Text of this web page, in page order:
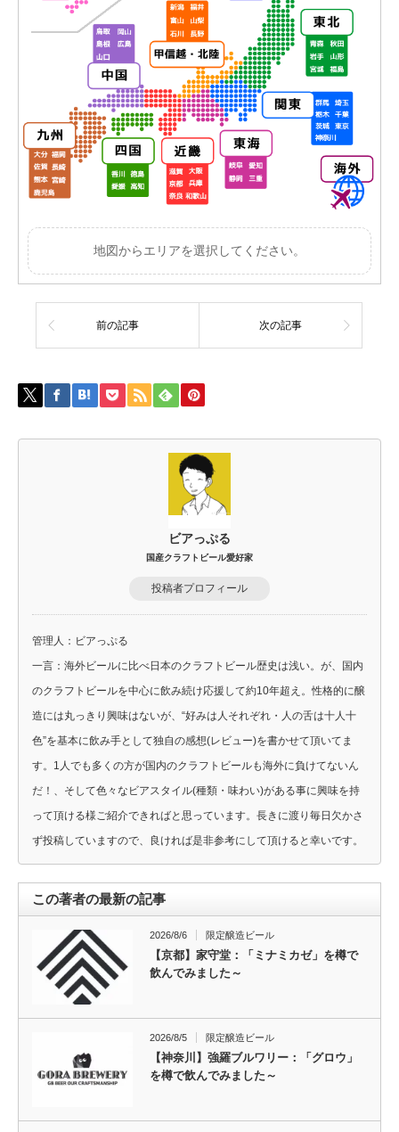
地図からエリアを選択してください。
前の記事 次の記事
ビアっぷる
国産クラフトビール愛好家
投稿者プロフィール
管理人：ビアっぷる
一言：海外ビールに比べ日本のクラフトビール歴史は浅い。が、国内
のクラフトビールを中心に飲み続け応援して約10年超え。性格的に醸
造には丸っきり興味はないが、“好みは人それぞれ・人の舌は十人十
色”を基本に飲み手として独自の感想(レビュー)を書かせて頂いてま
す。1人でも多くの方が国内のクラフトビールも海外に負けてないん
だ！、そして色々なビアスタイル(種類・味わい)がある事に興味を持
って頂ける様ご紹介できればと思っています。長きに渡り毎日欠かさ
ず投稿していますので、良ければ是非参考にして頂けると幸いです。
この著者の最新の記事
2026/8/6 限定醸造ビール
【京都】家守堂：「ミナミカゼ」を樽で
飲んでみました～
2026/8/5 限定醸造ビール
【神奈川】強羅ブルワリー：「グロウ」
を樽で飲んでみました～